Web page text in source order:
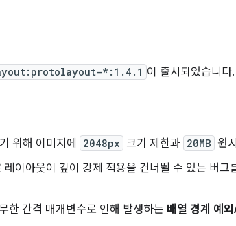
*:1.4.1 이 출시되었습니다
위해 이미지에 2048px 크기 제한과 20MB 원
레이아웃이 깊이 강제 적용을 건너뛸 수 있는 버그
한 간격 매개변수로 인해 발생하는 배열 경계 예